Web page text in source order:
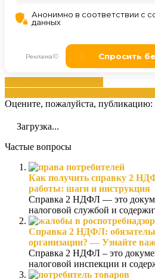
Оцените, пожалуйста, публикацию:
Загрузка...
Частые вопросы
Как получить справку 2
работы: шаги и инструкция
Справка 2 НДФЛ — это
налоговой службой и
Справка 2 НДФЛ:
организации? — Узнайте
Справка 2 НДФЛ – это
налоговой инспекции и